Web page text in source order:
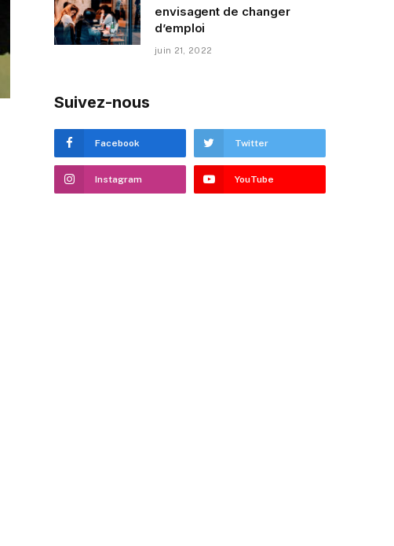
envisagent de changer
d’emploi
juin 21, 2022
Suivez-nous
Facebook Twitter
Instagram YouTube